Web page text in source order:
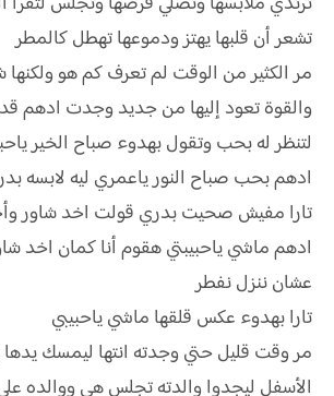
تشعر أن قلبها يهتز ودموعها تهطل كالمطر
مر الكثير من الوقت لم تعرف كم هو ولكنها
والقوة تعود إليها من جديد وجدت ادهم
لتنظر له بحب وتقول بهدوء صباح الخير
ادهم بحب صباح النور ياعمري ليه لابسه
تارا مفيش صحيت بدري قولت اخد شاور
ادهم ماشي ياحبيبتي هقوم أنا كمان اخد
عشان ننزل نفطر
تارا بهدوء عكس قلقها ماشي ياحبيبي
مر وقت قليل حتي وجدته انتها ليمسك يدها
الأسفل ليجدوا والدته تجلس هي ووالده